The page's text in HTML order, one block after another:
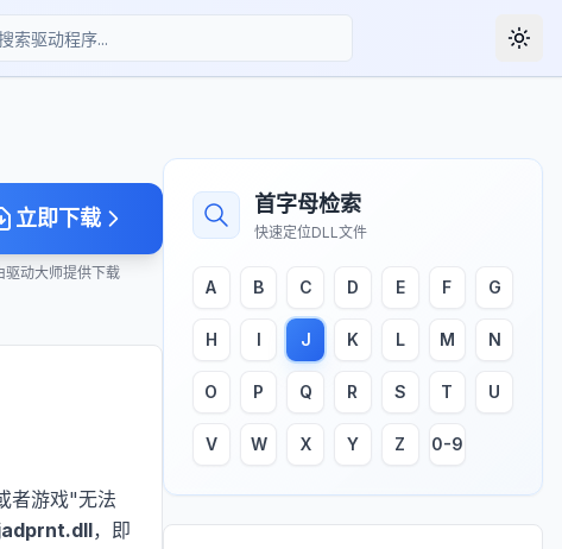
立即下载
驱动大师提供下载
者游戏"无法
，即
首字母检索
快速定位DLL文件
A B C D E F G
H I J K L M N
O P Q R S T U
V W X Y Z 0-9